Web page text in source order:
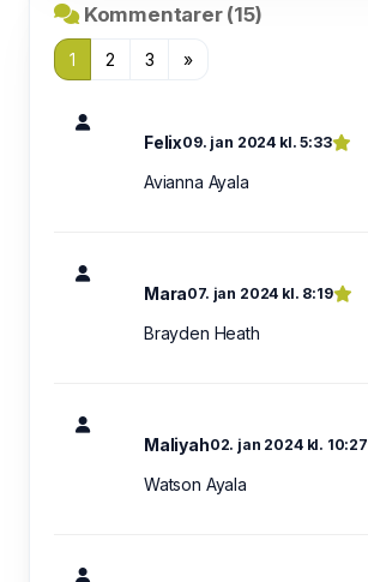
Kommentarer (15)
1 2 3 »
Felix09. jan 2024 kl. 5:33
Avianna Ayala
Mara07. jan 2024 kl. 8:19
Brayden Heath
Maliyah02. jan 2024 kl. 10:27
Watson Ayala